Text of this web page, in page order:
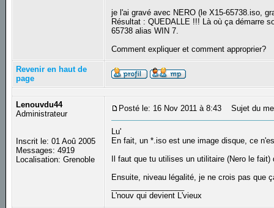
je l'ai gravé avec NERO (le X15-65738.iso,
Résultat : QUEDALLE !!! Là où ça démarre
65738 alias WIN 7.
Comment expliquer et comment approprier?
Revenir en haut de
page
Lenouvdu44
Administrateur
Inscrit le: 01 Aoû 2005
Messages: 4919
Localisation: Grenoble
Posté le: 16 Nov 2011 à 8:43 Sujet du
Lu'
En fait, un *.iso est une image disque, ce
Il faut que tu utilises un utilitaire (Nero le
Ensuite, niveau légalité, je ne crois pas que
L'nouv qui devient L'vieux